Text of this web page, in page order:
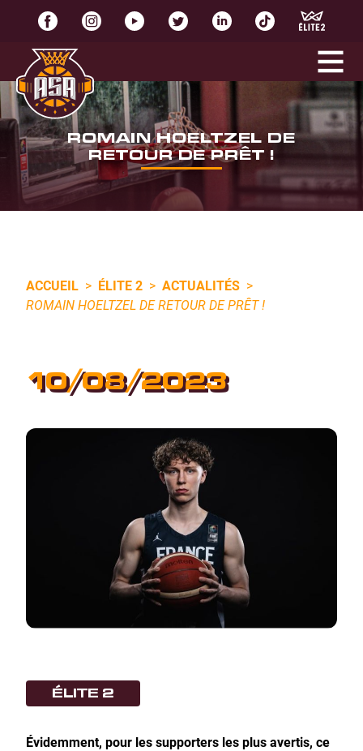
ROMAIN HOELTZEL DE
RETOUR DE PRÊT !
ACCUEIL > ÉLITE 2 > ACTUALITÉS >
ROMAIN HOELTZEL DE RETOUR DE PRÊT !
10/08/2023
ÉLITE 2
Évidemment, pour les supporters les plus avertis, ce